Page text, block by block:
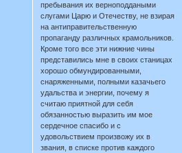
пребывания их верноподдаными
слугами Царю и Отечеству, не взирая
на антиправительственную
пропаганду различных крамольников.
Кроме того все эти нижние чины
представились мне в своих станицах
хорошо обмундированными,
снаряженными, полными казачьего
удальства и энергии, почему я
считаю приятной для себя
обязанностью выразить им мое
сердечное спасибо и с
удовольствием произвожу их в
звания, в списке против каждого